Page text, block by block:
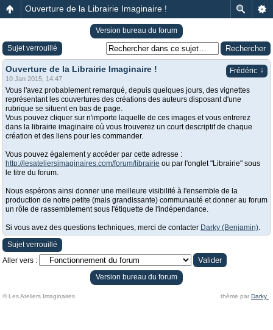
Ouverture de la Librairie Imaginaire !
Version bureau du forum
Sujet verrouillé
Frédéric ↓
Ouverture de la Librairie Imaginaire !
10 Jan 2015, 14:47
Vous l'avez probablement remarqué, depuis quelques jours, des vignettes
représentant les couvertures des créations des auteurs disposant d'une
rubrique se situent en bas de page.
Vous pouvez cliquer sur n'importe laquelle de ces images et vous entrerez
dans la librairie imaginaire où vous trouverez un court descriptif de chaque
création et des liens pour les commander.
Vous pouvez également y accéder par cette adresse :
http://lesateliersimaginaires.com/forum/librairie ou par l'onglet "Librairie" sous
le titre du forum.
Nous espérons ainsi donner une meilleure visibilité à l'ensemble de la
production de notre petite (mais grandissante) communauté et donner au forum
un rôle de rassemblement sous l'étiquette de l'indépendance.
Si vous avez des questions techniques, merci de contacter Darky (Benjamin).
Sujet verrouillé
Aller vers :
Version bureau du forum
© Les Ateliers Imaginaires thème par Darky